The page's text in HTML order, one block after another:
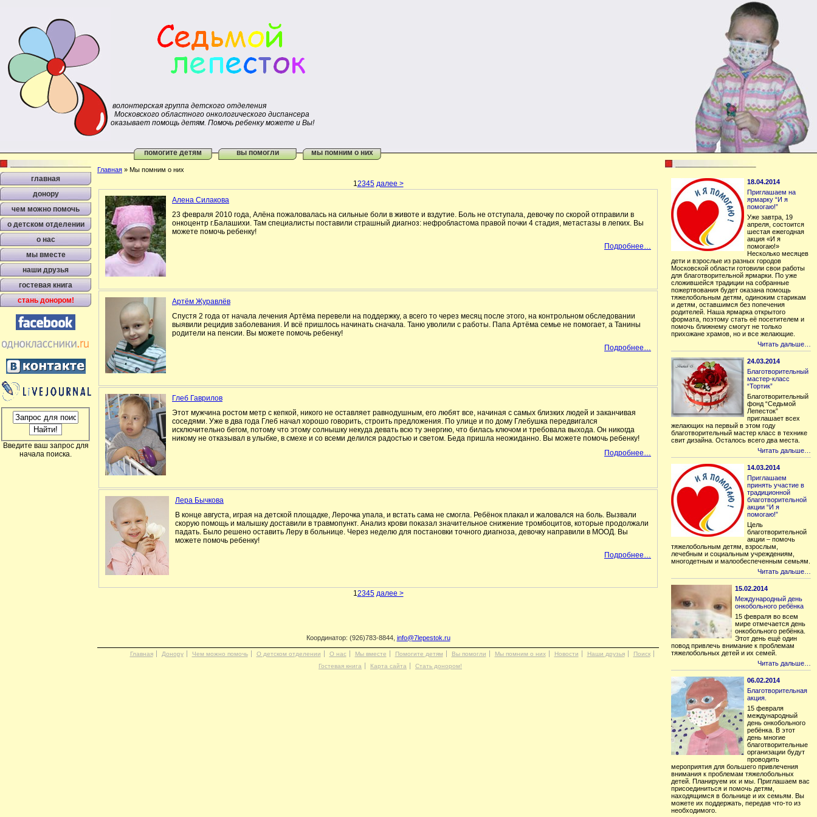
волонтерская группа детского отделения
Московского областного онкологического диспансера
оказывает помощь детям. Помочь ребенку можете и Вы!
помогите детям вы помогли мы помним о них
главная
донору
чем можно помочь
о детском отделении
о нас
мы вместе
наши друзья
гостевая книга
стань донором!
Введите ваш запрос для
начала поиска.
Главная » Мы помним о них
12345 далее >
Алена Силакова
23 февраля 2010 года, Алёна пожаловалась на сильные боли в животе и вздутие. Боль не отступала, девочку по скорой отправили в
онкоцентр г.Балашихи. Там специалисты поставили страшный диагноз: нефробластома правой почки 4 стадия, метастазы в легких. Вы
можете помочь ребенку!
Подробнее…
Артём Журавлёв
Спустя 2 года от начала лечения Артёма перевели на поддержку, а всего то через месяц после этого, на контрольном обследовании
выявили рецидив заболевания. И всё пришлось начинать сначала. Таню уволили с работы. Папа Артёма семье не помогает, а Танины
родители на пенсии. Вы можете помочь ребенку!
Подробнее…
Глеб Гаврилов
Этот мужчина ростом метр с кепкой, никого не оставляет равнодушным, его любят все, начиная с самых близких людей и заканчивая
соседями. Уже в два года Глеб начал хорошо говорить, строить предложения. По улице и по дому Глебушка передвигался
исключительно бегом, потому что этому солнышку некуда девать всю ту энергию, что билась ключом и требовала выхода. Он никогда
никому не отказывал в улыбке, в смехе и со всеми делился радостью и светом. Беда пришла неожиданно. Вы можете помочь ребенку!
Подробнее…
Лера Бычкова
В конце августа, играя на детской площадке, Лерочка упала, и встать сама не смогла. Ребёнок плакал и жаловался на боль. Вызвали
скорую помощь и малышку доставили в травмопункт. Анализ крови показал значительное снижение тромбоцитов, которые продолжали
падать. Было решено оставить Леру в больнице. Через неделю для постановки точного диагноза, девочку направили в МООД. Вы
можете помочь ребенку!
Подробнее…
12345 далее >
Координатор: (926)783-8844, info@7lepestok.ru
Главная Донору Чем можно помочь О детском отделении О нас Мы вместе Помогите детям Вы помогли Мы помним о них Новости Наши друзья
Поиск
Гостевая книга
Карта сайта Стать донором!
18.04.2014
Приглашаем на
ярмарку “И я
помогаю!”
Уже завтра, 19
апреля, состоится
шестая ежегодная
акция «И я
помогаю!»
Несколько месяцев
дети и взрослые из разных городов
Московской области готовили свои работы
для благотворительной ярмарки. По уже
сложившейся традиции на собранные
пожертвования будет оказана помощь
тяжелобольным детям, одиноким старикам
и детям, оставшимся без попечения
родителей. Наша ярмарка открытого
формата, поэтому стать её посетителем и
помочь ближнему смогут не только
прихожане храмов, но и все желающие.
Читать дальше…
24.03.2014
Благотворительный
мастер-класс
“Тортик”
Благотворительный
фонд “Седьмой
Лепесток”
приглашает всех
желающих на первый в этом году
благотворительный мастер класс в технике
свит дизайна. Осталось всего два места.
Читать дальше…
14.03.2014
Приглашаем
принять участие в
традиционной
благотворительной
акции “И я
помогаю!”
Цель
благотворительной
акции – помочь
тяжелобольным детям, взрослым,
лечебным и социальным учреждениям,
многодетным и малообеспеченным семьям.
Читать дальше…
15.02.2014
Международный день
онкобольного ребёнка
15 февраля во всем
мире отмечается день
онкобольного ребёнка.
Этот день ещё один
повод привлечь внимание к проблемам
тяжелобольных детей и их семей.
Читать дальше…
06.02.2014
Благотворительная
акция.
15 февраля
международный
день онкобольного
ребёнка. В этот
день многие
благотворительные
организации будут
проводить
мероприятия для большего привлечения
внимания к проблемам тяжелобольных
детей. Планируем их и мы. Приглашаем вас
присоединиться и помочь детям,
находящимся в больнице и их семьям. Вы
можете их поддержать, передав что-то из
необходимого.